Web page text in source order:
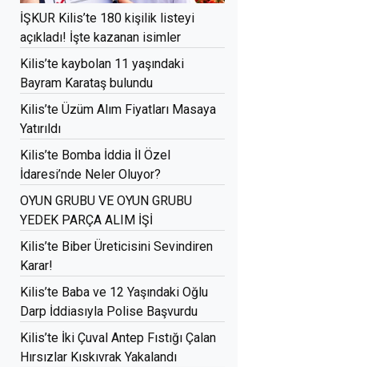
İŞKUR Kilis’te 180 kişilik listeyi
açıkladı! İşte kazanan isimler
Kilis’te kaybolan 11 yaşındaki
Bayram Karataş bulundu
Kilis’te Üzüm Alım Fiyatları Masaya
Yatırıldı
Kilis’te Bomba İddia İl Özel
İdaresi’nde Neler Oluyor?
OYUN GRUBU VE OYUN GRUBU
YEDEK PARÇA ALIM İŞİ
Kilis’te Biber Üreticisini Sevindiren
Karar!
Kilis’te Baba ve 12 Yaşındaki Oğlu
Darp İddiasıyla Polise Başvurdu
Kilis’te İki Çuval Antep Fıstığı Çalan
Hırsızlar Kıskıvrak Yakalandı